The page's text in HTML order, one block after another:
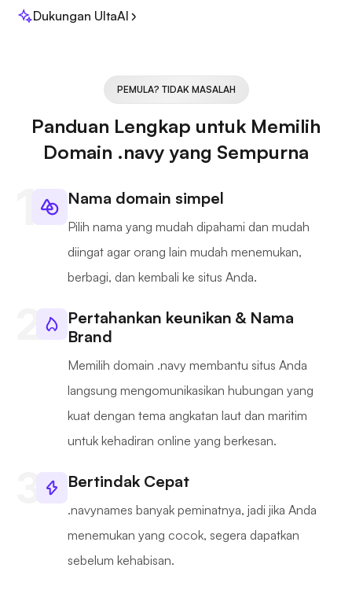
Dukungan UltaAI
PEMULA? TIDAK MASALAH
Panduan Lengkap untuk Memilih
Domain .navy yang Sempurna
Nama domain simpel
Pilih nama yang mudah dipahami dan mudah
diingat agar orang lain mudah menemukan,
berbagi, dan kembali ke situs Anda.
Pertahankan keunikan & Nama
Brand
Memilih domain .navy membantu situs Anda
langsung mengomunikasikan hubungan yang
kuat dengan tema angkatan laut dan maritim
untuk kehadiran online yang berkesan.
Bertindak Cepat
.navynames banyak peminatnya, jadi jika Anda
menemukan yang cocok, segera dapatkan
sebelum kehabisan.